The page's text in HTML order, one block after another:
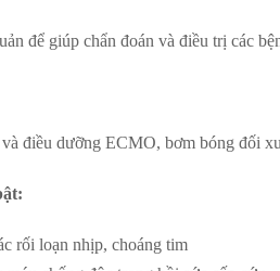
để giúp chẩn đoán và điều trị các
điều dưỡng ECMO, bơm bóng đối
:
rối loạn nhịp, choáng tim